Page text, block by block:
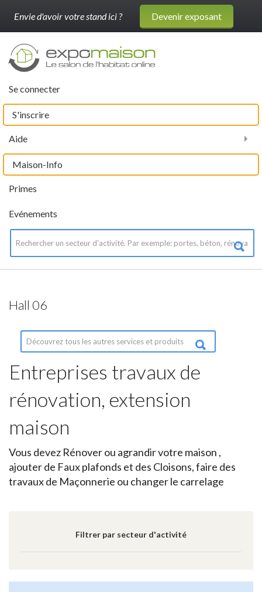
Envie d'avoir votre stand ici ? Devenir exposant
Se connecter
S'inscrire
Aide
Evénements
Primes
Maison-Info
Hall 06
Entreprises travaux de
rénovation, extension
maison
Vous devez Rénover ou agrandir votre maison ,
ajouter de Faux plafonds et des Cloisons, faire des
travaux de Maçonnerie ou changer le carrelage
Filtrer par secteur d'activité